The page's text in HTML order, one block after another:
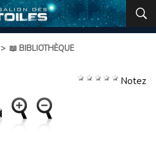
> 📖 BIBLIOTHÈQUE
Notez